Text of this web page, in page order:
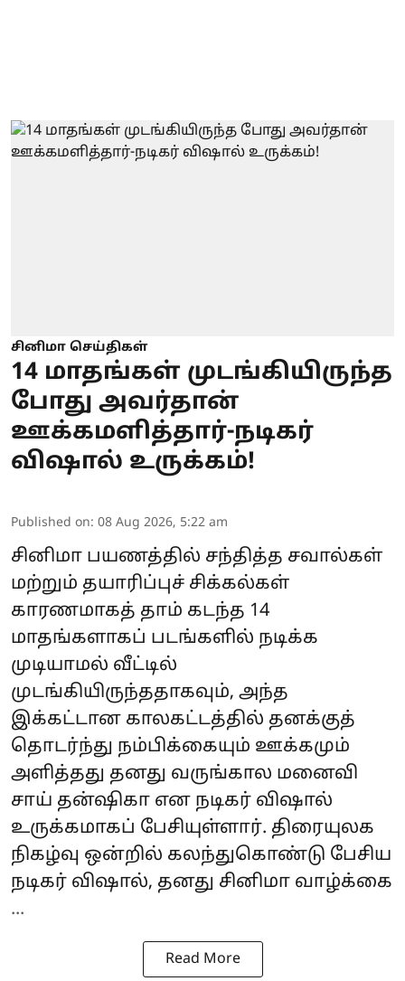
சினிமா செய்திகள்
14 மாதங்கள் முடங்கியிருந்த
போது அவர்தான்
ஊக்கமளித்தார்-நடிகர்
விஷால் உருக்கம்!
Published on: 08 Aug 2026, 5:22 am
சினிமா பயணத்தில் சந்தித்த சவால்கள்
மற்றும் தயாரிப்புச் சிக்கல்கள்
காரணமாகத் தாம் கடந்த 14
மாதங்களாகப் படங்களில் நடிக்க
முடியாமல் வீட்டில்
முடங்கியிருந்ததாகவும், அந்த
இக்கட்டான காலகட்டத்தில் தனக்குத்
தொடர்ந்து நம்பிக்கையும் ஊக்கமும்
அளித்தது தனது வருங்கால மனைவி
சாய் தன்ஷிகா என நடிகர் விஷால்
உருக்கமாகப் பேசியுள்ளார். திரையுலக
நிகழ்வு ஒன்றில் கலந்துகொண்டு பேசிய
நடிகர் விஷால், தனது சினிமா வாழ்க்கை
...
Read More